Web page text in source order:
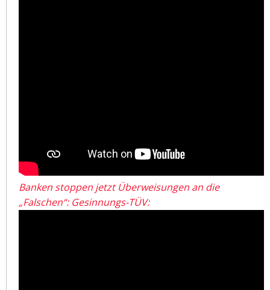
Banken stoppen jetzt Überweisungen an die
„Falschen“: Gesinnungs-TÜV: